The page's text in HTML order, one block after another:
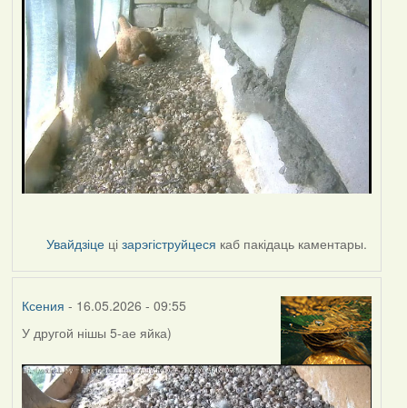
Увайдзіце цізарэгіструйцеся каб пакідаць каментары.
Ксения - 16.05.2026 - 09:55
У другой нішы 5-ае яйка)